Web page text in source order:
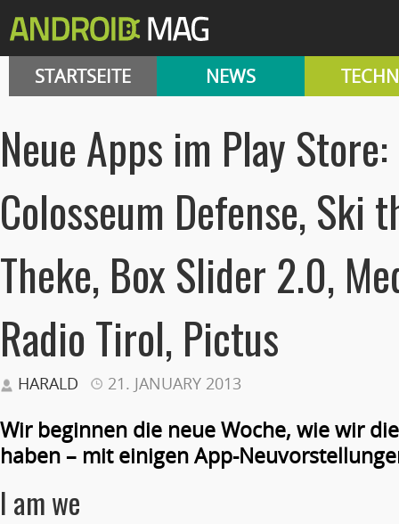
STARTSEITE NEWS
Neue Apps im Play
Colosseum Defense, Ski
Theke, Box Slider 2.0,
Radio Tirol, Pictus
HARALD 21. JANUARY 2013
Wir beginnen die neue Woche, wie wir
haben – mit einigen App-
I am we